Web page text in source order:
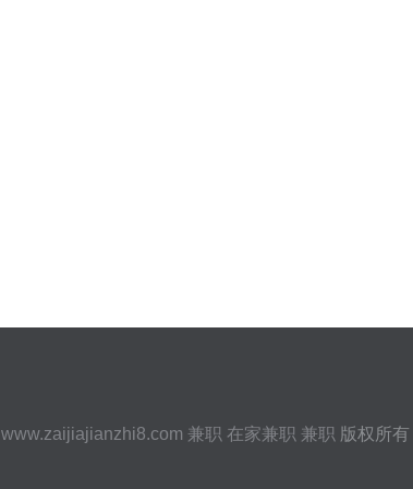
www.zaijiajianzhi8.com 兼职 在家兼职 兼职 版权所有